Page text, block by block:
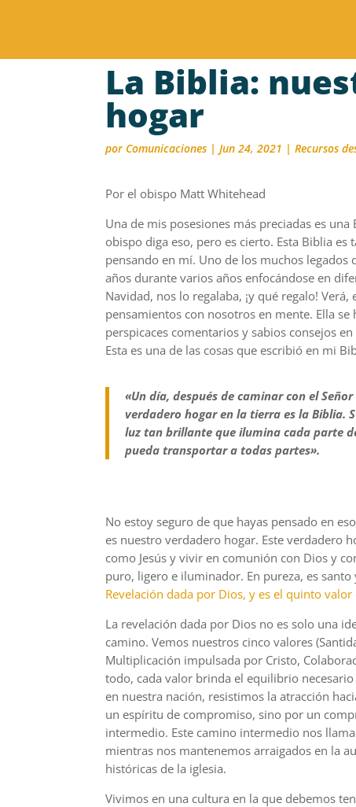
La Biblia:
hogar
por Comunicaciones |Jun 24, 2021 |Recursos
Por el obispo Matt Whitehead
Una de mis posesiones más preciadas es
obispo diga eso, pero es cierto. Esta Biblia
pensando en mí. Uno de los muchos
años durante varios años enfocándose en
Navidad, nos lo regalaba, ¡y qué regalo!
pensamientos con nosotros en mente. Ella
perspicaces comentarios y sabios consejos
Esta es una de las cosas que escribió en mi
«Un día, después de caminar con el
verdadero hogar en la tierra es la Biblia.
luz tan brillante que ilumina cada parte
pueda transportar a todas partes».
No estoy seguro de que hayas pensado en
es nuestro verdadero hogar. Este verdadero
como Jesús y vivir en comunión con Dios y
puro, ligero e iluminador. En pureza, es
Revelación dada por Dios, y es el quinto valor
La revelación dada por Dios no es solo una
camino. Vemos nuestros cinco valores
Multiplicación impulsada por Cristo,
todo, cada valor brinda el equilibrio
en nuestra nación, resistimos la atracción
un espíritu de compromiso, sino por un
intermedio. Este camino intermedio nos
mientras nos mantenemos arraigados en la
históricas de la iglesia.
Vivimos en una cultura en la que debemos